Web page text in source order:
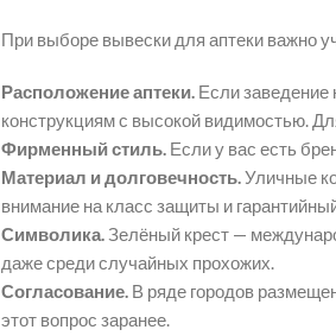
При выборе вывески для аптеки важно
Расположение аптеки.Если заведение
конструкциям с высокой видимостью.
Фирменный стиль.Если у вас есть
Материал и долговечность.Уличные
внимание на класс защиты и
Символика.Зелёный крест —
даже среди случайных прохожих.
Согласование.В ряде городов
этот вопрос заранее.